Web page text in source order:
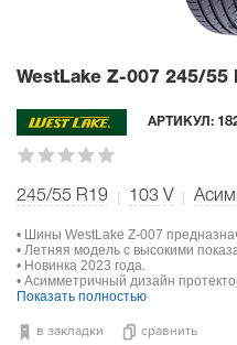
WestLake Z-007 245/55
АРТИКУЛ:
245/55 R19 103 V
• Шины WestLake Z-007
• Летняя модель с высокими
• Новинка 2023 года.
• Асимметричный дизайн
Показать полностью
в закладки сравнить